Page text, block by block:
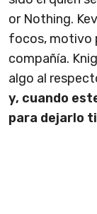
or Nothing.
focos, motivo
compañía.
algo al
y, cuando
para dejarlo